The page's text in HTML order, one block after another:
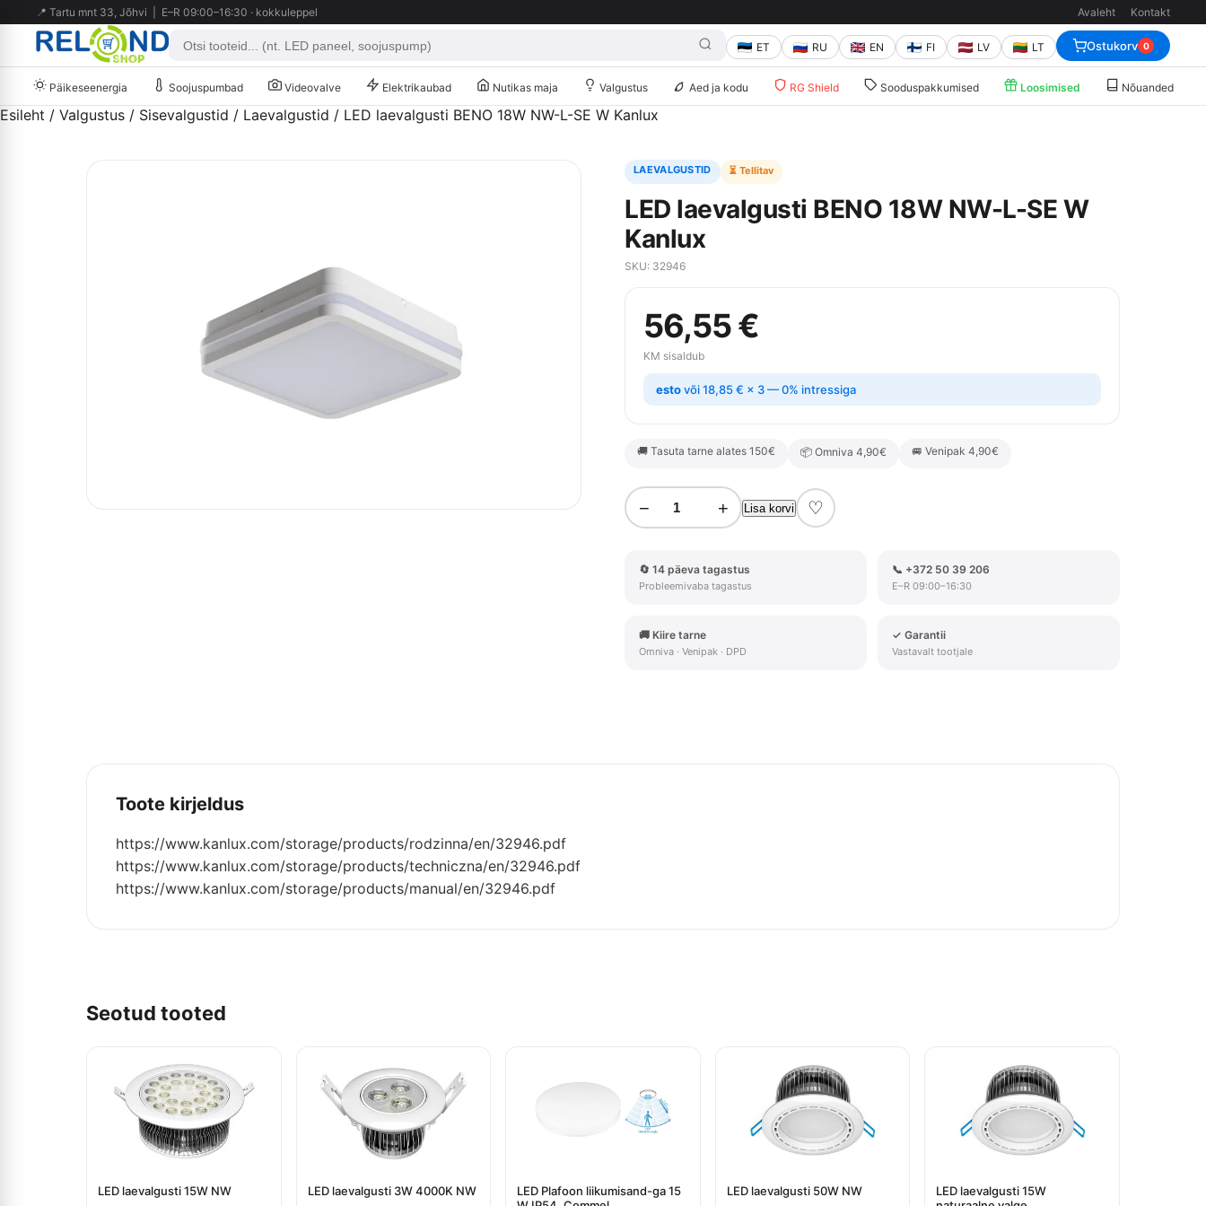
📍 Tartu mnt 33, Jõhvi | E–R 09:00–16:30 · kokkuleppel Avaleht Kontakt
ET RU EN FI LV LT Ostukorv 0
Päikeseenergia Soojuspumbad Videovalve Elektrikaubad Nutikas maja Valgustus Aed ja kodu RG Shield Sooduspakkumised Loosimised Nõuanded
Esileht / Valgustus / Sisevalgustid / Laevalgustid / LED laevalgusti BENO 18W NW-L-SE W Kanlux
LAEVALGUSTID ⏳ Tellitav
LED laevalgusti BENO 18W NW-L-SE W
Kanlux
SKU: 32946
56,55€
KM sisaldub
estovõi18,85€ × 3 — 0% intressiga
🚚 Tasuta tarne alates 150€ 📦 Omniva 4,90€ 🚐 Venipak 4,90€
− + Lisa korvi ♡
🔄 14 päeva tagastus
Probleemivaba tagastus
📞 +372 50 39 206
E–R 09:00–16:30
🚚 Kiire tarne
Omniva · Venipak · DPD
✓ Garantii
Vastavalt tootjale
Toote kirjeldus
https://www.kanlux.com/storage/products/rodzinna/en/32946.pdf
https://www.kanlux.com/storage/products/techniczna/en/32946.pdf
https://www.kanlux.com/storage/products/manual/en/32946.pdf
Seotud tooted
LED laevalgusti 15W NW LED laevalgusti 3W 4000K NW
LED Plafoon liikumisand-ga 15
LED laevalgusti 50W NW
LED laevalgusti 15W